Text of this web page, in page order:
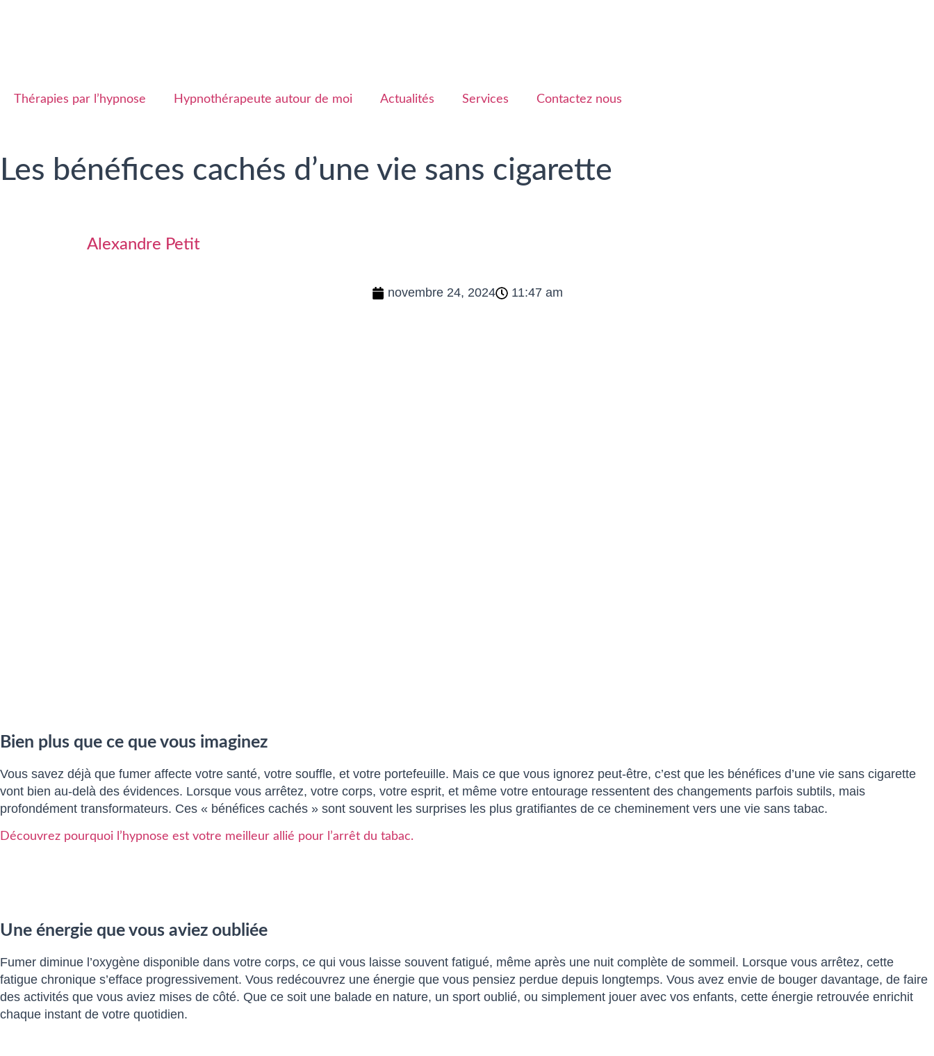
Thérapies par l’hypnose Hypnothérapeute autour de moi Actualités Services Contactez nous
Les bénéfices cachés d’une vie sans cigarette
Alexandre Petit
novembre 24, 2024 11:47 am
Bien plus que ce que vous imaginez
Vous savez déjà que fumer affecte votre santé, votre souffle, et votre portefeuille. Mais ce que vous ignorez peut-être, c’est que les bénéfices d’une vie sans cigarette
vont bien au-delà des évidences. Lorsque vous arrêtez, votre corps, votre esprit, et même votre entourage ressentent des changements parfois subtils, mais
profondément transformateurs. Ces « bénéfices cachés » sont souvent les surprises les plus gratifiantes de ce cheminement vers une vie sans tabac.
Découvrez pourquoi l’hypnose est votre meilleur allié pour l’arrêt du tabac.
Une énergie que vous aviez oubliée
Fumer diminue l’oxygène disponible dans votre corps, ce qui vous laisse souvent fatigué, même après une nuit complète de sommeil. Lorsque vous arrêtez, cette
fatigue chronique s’efface progressivement. Vous redécouvrez une énergie que vous pensiez perdue depuis longtemps. Vous avez envie de bouger davantage, de faire
des activités que vous aviez mises de côté. Que ce soit une balade en nature, un sport oublié, ou simplement jouer avec vos enfants, cette énergie retrouvée enrichit
chaque instant de votre quotidien.